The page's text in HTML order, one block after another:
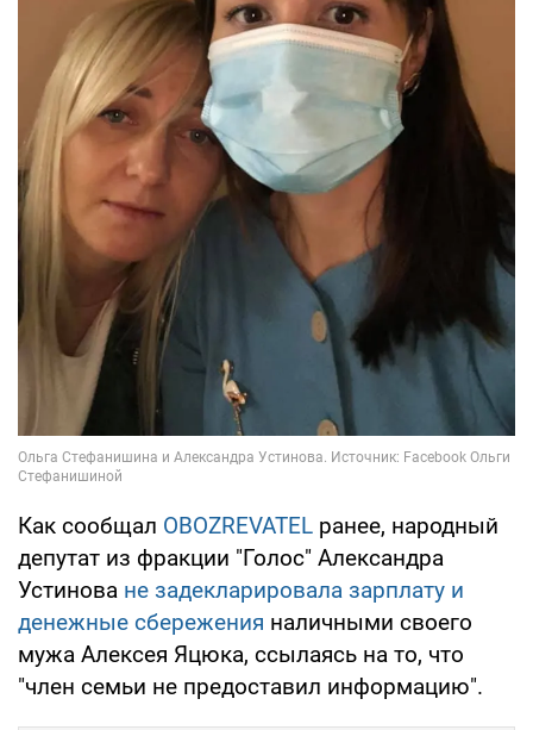
Как сообщал OBOZREVATEL ранее, народный
депутат из фракции "Голос" Александра
Устинова не задекларировала зарплату и
денежные сбережения наличными своего
мужа Алексея Яцюка, ссылаясь на то, что
"член семьи не предоставил информацию".